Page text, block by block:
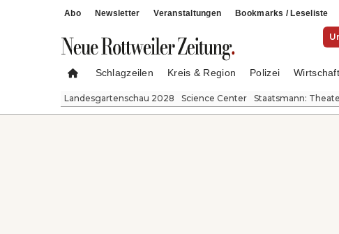
Abo Newsletter Veranstaltungen Bookmarks / Leseliste
Schlagzeilen Kreis & Region Polizei Wirtschaft
Landesgartenschau 2028 Science Center Staatsmann: